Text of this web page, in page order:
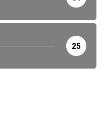
25